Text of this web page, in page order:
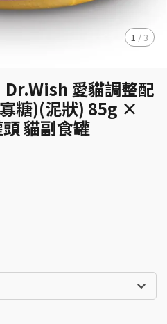
1 /3
Dr.Wish 愛貓調整配
糖)(泥狀) 85g ×
貓副食罐